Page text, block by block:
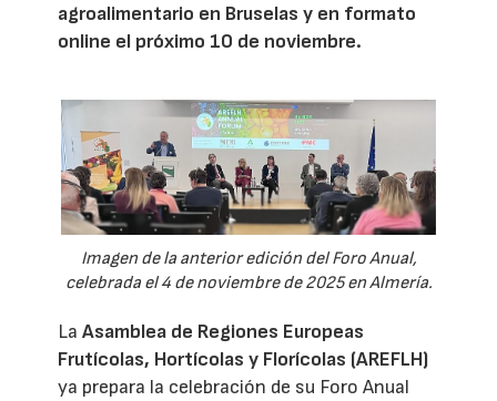
agroalimentario en Bruselas y en formato
online el próximo 10 de noviembre.
Imagen de la anterior edición del Foro Anual,
celebrada el 4 de noviembre de 2025 en Almería.
LaAsamblea de Regiones Europeas
Frutícolas, Hortícolas y Florícolas (AREFLH)
ya prepara la celebración de su Foro Anual